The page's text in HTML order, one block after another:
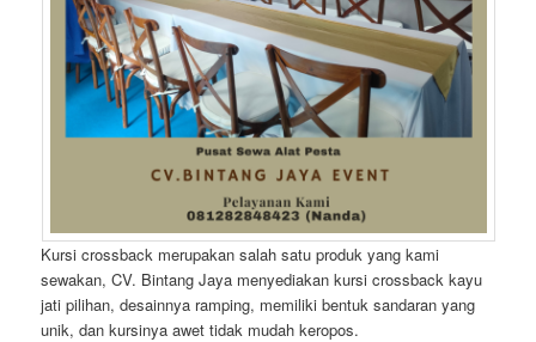
Kursi crossback merupakan salah satu produk yang kami
sewakan, CV. Bintang Jaya menyediakan kursi crossback kayu
jati pilihan, desainnya ramping, memiliki bentuk sandaran yang
unik, dan kursinya awet tidak mudah keropos.